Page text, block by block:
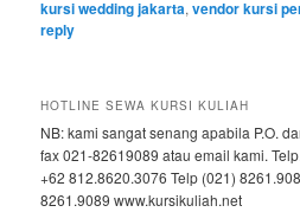
kursi wedding jakarta,vendor kursi
reply
HOTLINE SEWA KURSI KULIAH
NB: kami sangat senang apabila P.O.
fax 021-82619089 atau email kami.
+62 812.8620.3076 Telp (021)
8261.9089 www.kursikuliah.net